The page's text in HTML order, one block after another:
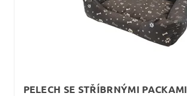
PELECH SE STŘÍBRNÝMI PACKAMI